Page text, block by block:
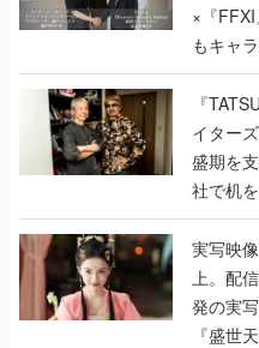
×『
もキャ
で作り
く
『
イター
盛期を
社で机
『
んだレ
実写映
上。配
発の実
『盛世